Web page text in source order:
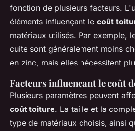
fonction de plusieurs facteurs.
éléments influençant le coût
matériaux utilisés. Par exemple,
cuite sont généralement moins
en zinc, mais elles nécessitent
Facteurs influençant le coût
Plusieurs paramètres peuvent
coût toiture. La taille et la
type de matériaux choisis, ainsi